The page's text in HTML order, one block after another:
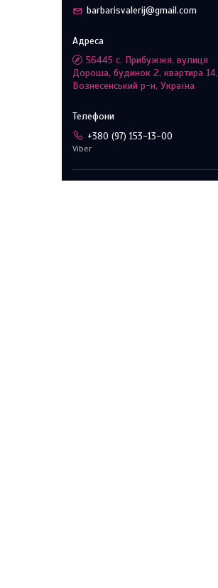
barbarisvalerij@gmail.com
56445 с. Прибужжя, вулиця
Дороша, будинок 2, квартира 14,
Вознесенський р-н, Україна
+380 (97) 153-13-00
Viber